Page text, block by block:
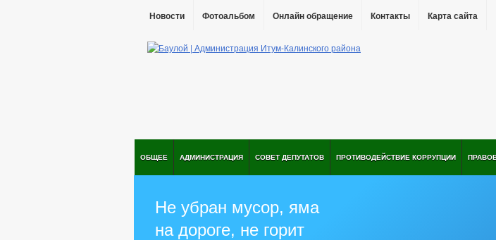
Новости Фотоальбом Онлайн обращение Контакты Карта сайта
ОБЩЕЕ АДМИНИСТРАЦИЯ СОВЕТ ДЕПУТАТОВ ПРОТИВОДЕЙСТВИЕ КОРРУПЦИИ
Не убран мусор, яма
на дороге, не горит